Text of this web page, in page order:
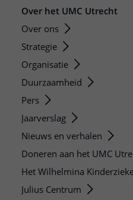
Over het UMC Utrecht
Over ons
Strategie
Organisatie
Duurzaamheid
Pers
Jaarverslag
Nieuws en verhalen
Doneren aan het UMC
Het Wilhelmina
Julius Centrum